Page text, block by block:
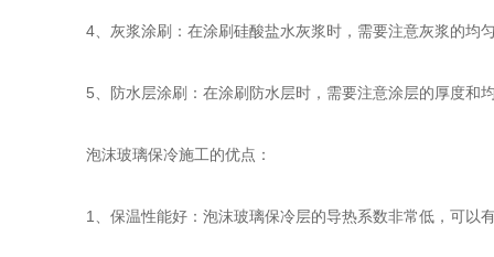
4、灰浆涂刷：在涂刷硅酸盐水灰浆时，需要注意灰浆的均
5、防水层涂刷：在涂刷防水层时，需要注意涂层的厚度和
泡沫玻璃保冷施工的优点：
1、保温性能好：泡沫玻璃保冷层的导热系数非常低，可以